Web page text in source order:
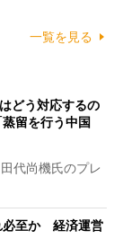
一覧を見る
どう対応するの
留を行う中国
代尚機氏のプレ
必至か 経済運営